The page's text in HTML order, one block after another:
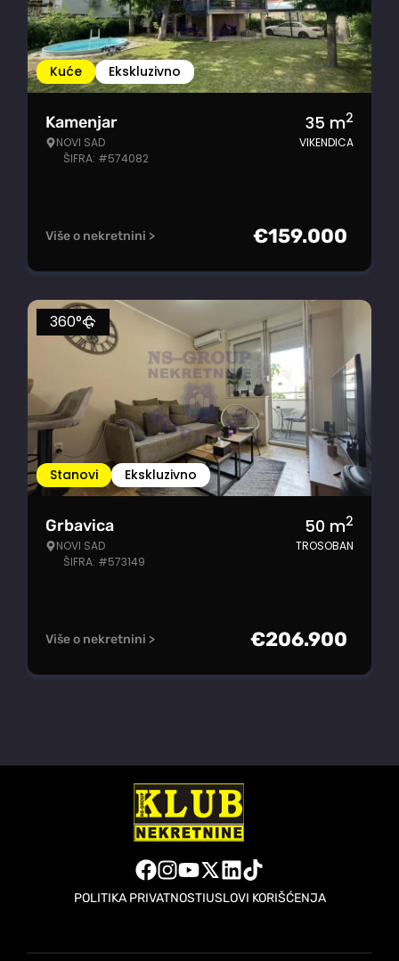
Kuće Ekskluzivno
Kamenjar
NOVI SAD
ŠIFRA: #574082
35 m2
VIKENDICA
Više o nekretnini > €159.000
Stanovi Ekskluzivno
360°
Grbavica
NOVI SAD
ŠIFRA: #573149
50 m2
TROSOBAN
Više o nekretnini > €206.900
POLITIKA PRIVATNOSTIUSLOVI KORIŠĆENJA